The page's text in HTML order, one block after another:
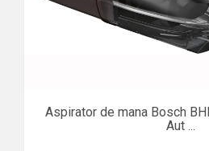
Aspirator de mana Bosch
Aut ...